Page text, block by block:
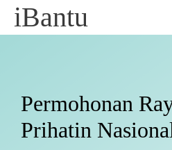
SkipiBantu
Permohonan
Prihatin